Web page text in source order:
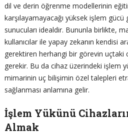
dil ve derin öğrenme modellerinin
karşılayamayacağı yüksek işlem
sunucuları idealdir. Bununla birlikte,
kullanıcılar ile yapay zekanın kendisi
gerektiren herhangi bir görevin uçtaki
gerekir. Bu da cihaz üzerindeki işlem
mimarinin uç bilişimin özel talepleri
sağlanması anlamına gelir.
İşlem Yükünü
Almak